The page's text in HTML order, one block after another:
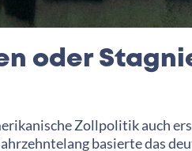
oder
Zollpolitik auch
basierte das